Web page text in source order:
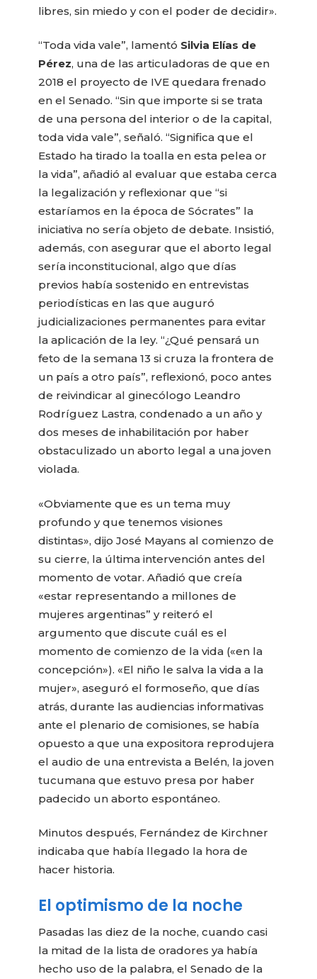
libres, sin miedo y con el poder de decidir».
“Toda vida vale”, lamentó Silvia Elías de
Pérez, una de las articuladoras de que en
2018 el proyecto de IVE quedara frenado
en el Senado. “Sin que importe si se trata
de una persona del interior o de la capital,
toda vida vale”, señaló. “Significa que el
Estado ha tirado la toalla en esta pelea or
la vida”, añadió al evaluar que estaba cerca
la legalización y reflexionar que “si
estaríamos en la época de Sócrates” la
iniciativa no sería objeto de debate. Insistió,
además, con asegurar que el aborto legal
sería inconstitucional, algo que días
previos había sostenido en entrevistas
periodísticas en las que auguró
judicializaciones permanentes para evitar
la aplicación de la ley. “¿Qué pensará un
feto de la semana 13 si cruza la frontera de
un país a otro país”, reflexionó, poco antes
de reivindicar al ginecólogo Leandro
Rodríguez Lastra, condenado a un año y
dos meses de inhabilitación por haber
obstaculizado un aborto legal a una joven
violada.
«Obviamente que es un tema muy
profundo y que tenemos visiones
distintas», dijo José Mayans al comienzo de
su cierre, la última intervención antes del
momento de votar. Añadió que creía
«estar representando a millones de
mujeres argentinas” y reiteró el
argumento que discute cuál es el
momento de comienzo de la vida («en la
concepción»). «El niño le salva la vida a la
mujer», aseguró el formoseño, que días
atrás, durante las audiencias informativas
ante el plenario de comisiones, se había
opuesto a que una expositora reprodujera
el audio de una entrevista a Belén, la joven
tucumana que estuvo presa por haber
padecido un aborto espontáneo.
Minutos después, Fernández de Kirchner
indicaba que había llegado la hora de
hacer historia.
El optimismo de la noche
Pasadas las diez de la noche, cuando casi
la mitad de la lista de oradores ya había
hecho uso de la palabra, el Senado de la